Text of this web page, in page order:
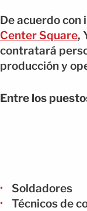
De acuerdo
Center Square,
contratará
producción y
Entre los
Soldadores
Técnicos de